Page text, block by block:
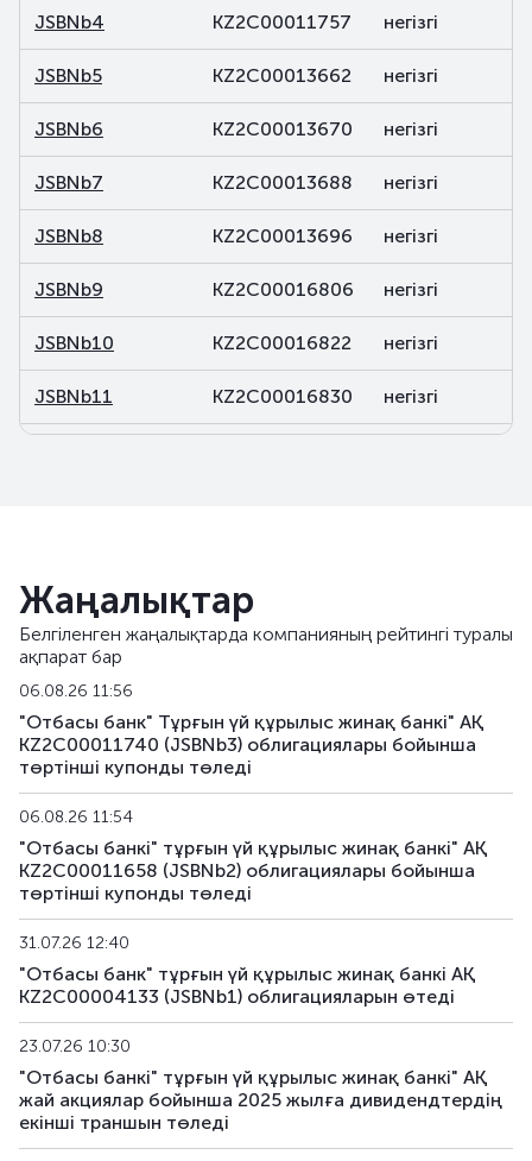
JSBNb4 KZ2C00011757 негізгі
JSBNb5 KZ2C00013662 негізгі
JSBNb6 KZ2C00013670 негізгі
JSBNb7 KZ2C00013688 негізгі
JSBNb8 KZ2C00013696 негізгі
JSBNb9 KZ2C00016806 негізгі
JSBNb10 KZ2C00016822 негізгі
JSBNb11 KZ2C00016830 негізгі
Жаңалықтар
Белгіленген жаңалықтарда компанияның рейтингі туралы
ақпарат бар
06.08.26 11:56
"Отбасы банк" Тұрғын үй құрылыс жинақ банкі" АҚ
KZ2C00011740 (JSBNb3) облигациялары бойынша
төртінші купонды төледі
06.08.26 11:54
"Отбасы банкі" тұрғын үй құрылыс жинақ банкі" АҚ
KZ2C00011658 (JSBNb2) облигациялары бойынша
төртінші купонды төледі
31.07.26 12:40
"Отбасы банк" тұрғын үй құрылыс жинақ банкі АҚ
KZ2C00004133 (JSBNb1) облигацияларын өтеді
23.07.26 10:30
"Отбасы банкі" тұрғын үй құрылыс жинақ банкі" АҚ
жай акциялар бойынша 2025 жылға дивидендтердің
екінші траншын төледі